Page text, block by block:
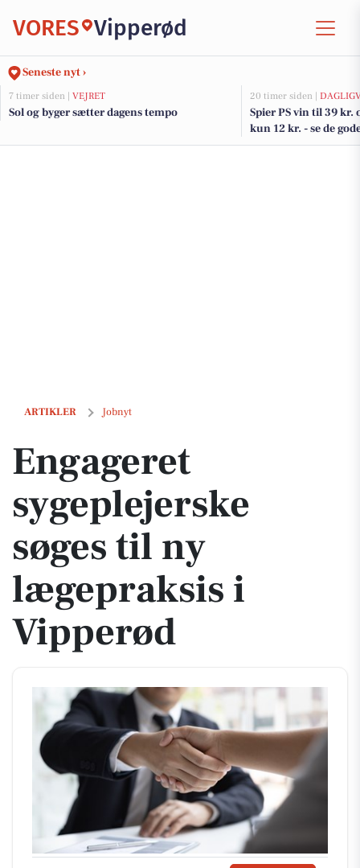
VORES Vipperød
Seneste nyt ›
7 timer siden | VEJRET
Sol og byger sætter dagens tempo
20 timer siden |
Spier PS vin til 39
kun 12 kr. - se de
DagliBrugsen
ARTIKLER Jobnyt
Engageret sygeplejerske søges til ny lægepraksis i Vipperød
Engageret
sygeplejerske
søges til ny
lægepraksis i
Vipperød